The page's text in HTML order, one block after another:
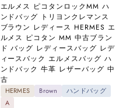
エルメス ピコタンロックMM ハ
ンドバッグ トリヨンクレマンス
ブラウン レディース HERMES エ
ルメス ピコタン MM 中古ブラン
ド バッグ レディースバッグ レデ
ィースバック エルメスバッグ ハ
ンドバック 牛革 レザーバッグ 中
古
HERMES Brown
ハンドバッグ
A